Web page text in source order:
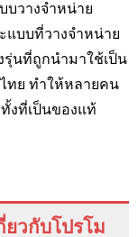
บวางจำหน่าย
แบบที่วางจำหน่าย
นที่ถูกนำมาใช้เป็น
ทย ทำให้หลายคน
งที่เป็นของแท้
ยวกับโปรโม